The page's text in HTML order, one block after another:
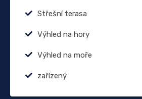
Střešní terasa
Výhled na hory
Výhled na moře
zařízený